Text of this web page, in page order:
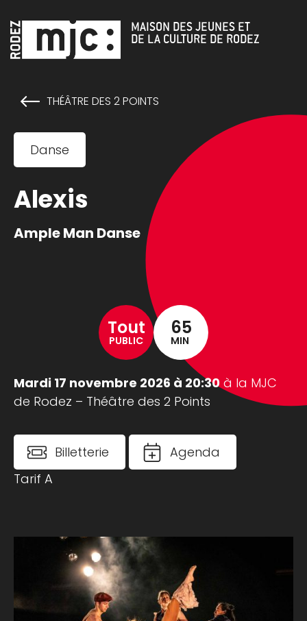
MAISON DES JEUNES ET
DE LA CULTURE DE RODEZ
THÉÂTRE DES 2 POINTS
Danse
Alexis
Ample Man Danse
Tout
PUBLIC
65
MIN
Mardi 17 novembre 2026 à 20:30à la MJC
de Rodez – Théâtre des 2 Points
Billetterie
Agenda
Tarif A